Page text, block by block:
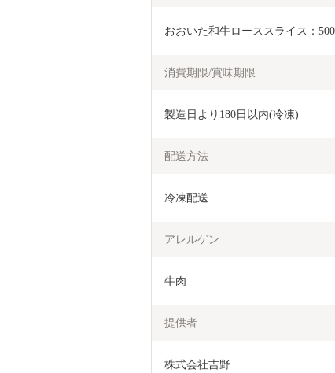
おおいた和牛ローススライス：
消費期限/賞味期限
製造日より180日以内(冷凍)
配送方法
冷凍配送
アレルゲン
牛肉
提供者
株式会社吉野